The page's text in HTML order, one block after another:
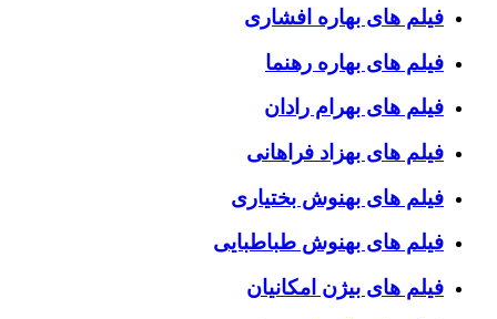
فیلم های بهاره افشاری
فیلم های بهاره رهنما
فیلم های بهرام رادان
فیلم های بهزاد فراهانی
فیلم های بهنوش بختیاری
فیلم های بهنوش طباطبایی
فیلم های بیژن امکانیان